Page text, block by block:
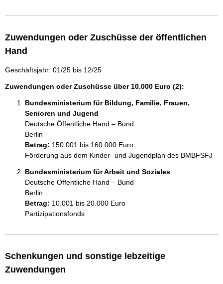
Zuwendungen oder Zuschüsse der öffentlichen
Hand
Geschäftsjahr: 01/25 bis 12/25
Zuwendungen oder Zuschüsse über 10.000 Euro (2):
Bundesministerium für Bildung, Familie, Frauen,
Senioren und Jugend
Deutsche Öffentliche Hand – Bund
Berlin
Betrag: 150.001 bis 160.000 Euro
Förderung aus dem Kinder- und Jugendplan des BMBFSFJ
Bundesministerium für Arbeit und Soziales
Deutsche Öffentliche Hand – Bund
Berlin
Betrag: 10.001 bis 20.000 Euro
Partizipationsfonds
Schenkungen und sonstige lebzeitige
Zuwendungen